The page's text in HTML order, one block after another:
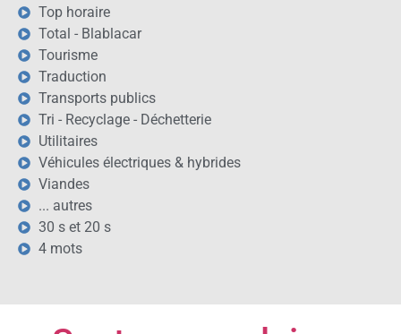
Top horaire
Total - Blablacar
Tourisme
Traduction
Transports publics
Tri - Recyclage - Déchetterie
Utilitaires
Véhicules électriques & hybrides
Viandes
... autres
30 s et 20 s
4 mots